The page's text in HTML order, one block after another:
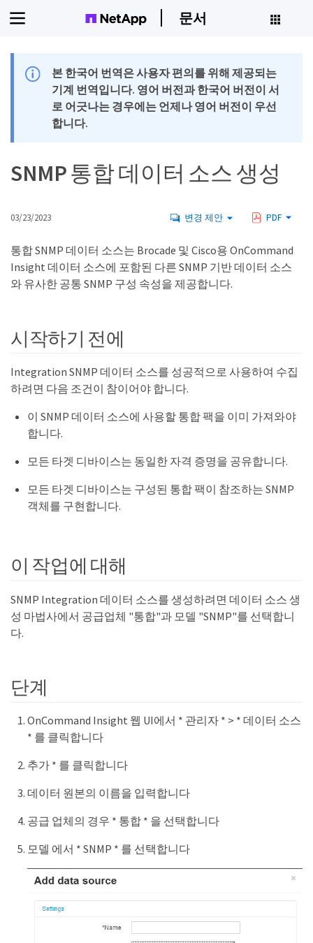
문서
본 한국어 번역은 사용자 편의를 위해 제공되는
기계 번역입니다. 영어 버전과 한국어 버전이 서
로 어긋나는 경우에는 언제나 영어 버전이 우선
합니다.
SNMP 통합 데이터 소스 생성
03/23/2023 변경 제안 PDF
통합 SNMP 데이터 소스는 Brocade 및 Cisco용 OnCommand
Insight 데이터 소스에 포함된 다른 SNMP 기반 데이터 소스
와 유사한 공통 SNMP 구성 속성을 제공합니다.
시작하기 전에
Integration SNMP 데이터 소스를 성공적으로 사용하여 수집
하려면 다음 조건이 참이어야 합니다.
이 SNMP 데이터 소스에 사용할 통합 팩을 이미 가져와야
합니다.
모든 타겟 디바이스는 동일한 자격 증명을 공유합니다.
모든 타겟 디바이스는 구성된 통합 팩이 참조하는 SNMP
객체를 구현합니다.
이 작업에 대해
SNMP Integration 데이터 소스를 생성하려면 데이터 소스 생
성 마법사에서 공급업체 "통합"과 모델 "SNMP"를 선택합니
다.
단계
OnCommand Insight 웹 UI에서 * 관리자 * > * 데이터 소스
* 를 클릭합니다
추가 * 를 클릭합니다
데이터 원본의 이름을 입력합니다
공급 업체의 경우 * 통합 * 을 선택합니다
모델 에서 * SNMP * 를 선택합니다